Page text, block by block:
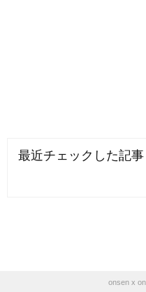
最近チェックした記事
onsen x